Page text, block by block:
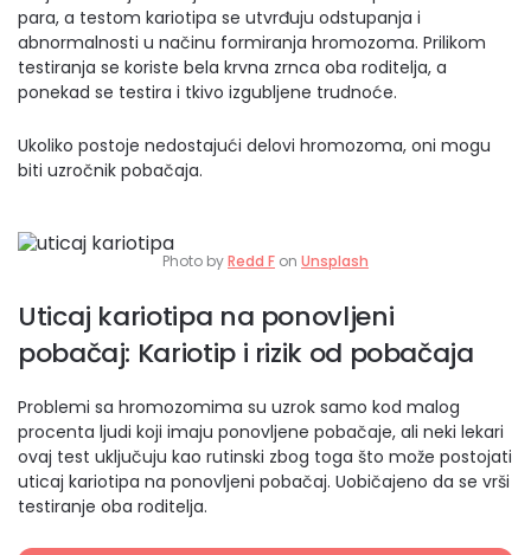
para, a testom kariotipa se utvrđuju odstupanja i
abnormalnosti u načinu formiranja hromozoma. Prilikom
testiranja se koriste bela krvna zrnca oba roditelja, a
ponekad se testira i tkivo izgubljene trudnoće.
Ukoliko postoje nedostajući delovi hromozoma, oni mogu
biti uzročnik pobačaja.
Photo byRedd F on Unsplash
Uticaj kariotipa na ponovljeni
pobačaj: Kariotip i rizik od pobačaja
Problemi sa hromozomima su uzrok samo kod malog
procenta ljudi koji imaju ponovljene pobačaje, ali neki lekari
ovaj test uključuju kao rutinski zbog toga što može postojati
uticaj kariotipa na ponovljeni pobačaj. Uobičajeno da se vrši
testiranje oba roditelja.